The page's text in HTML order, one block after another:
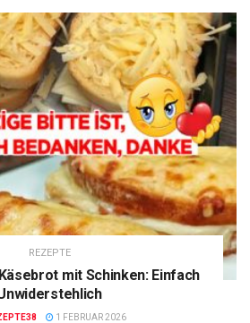
REZEPTE
mit Schinken: Einfach
1 FEBRUAR 2026